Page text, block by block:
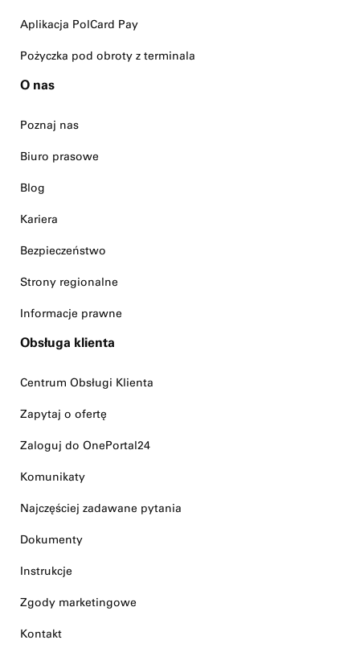
Aplikacja PolCard Pay
Pożyczka pod obroty z terminala
O nas
Poznaj nas
Biuro prasowe
Blog
Kariera
Bezpieczeństwo
Strony regionalne
Informacje prawne
Obsługa klienta
Centrum Obsługi Klienta
Zapytaj o ofertę
Zaloguj do OnePortal24
Komunikaty
Najczęściej zadawane pytania
Dokumenty
Instrukcje
Zgody marketingowe
Kontakt